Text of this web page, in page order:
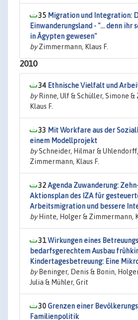
35 Migration und Integration:
Einwanderungsland - "... denn ihr
in Ägypten gewesen"
byZimmermann, Klaus F.
2010
34 Ethnische Vielfalt und
byRinne, Ulf & Schüller, Simone &
Klaus F.
33 Mit Workfare aus der
einem Modellprojekt
bySchneider, Hilmar &
Zimmermann, Klaus F.
32Agenda Zuwanderung:
Aktionsplan des IZA für
Arbeitsmigration und bessere
byHinte, Holger & Zimmermann,
31Wirkungen eines
bedarfsgerechtem Ausbau
Kindertagesbetreuung: Eine
byBeninger, Denis & Bonin,
Julia & Mühler, Grit
30Grenzen einer
Familienpolitik